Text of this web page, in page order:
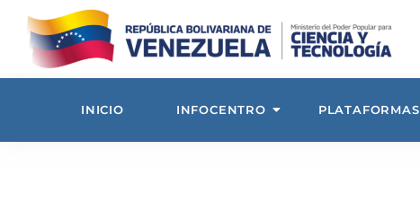
INICIO INFOCENTRO PLATAFORMAS